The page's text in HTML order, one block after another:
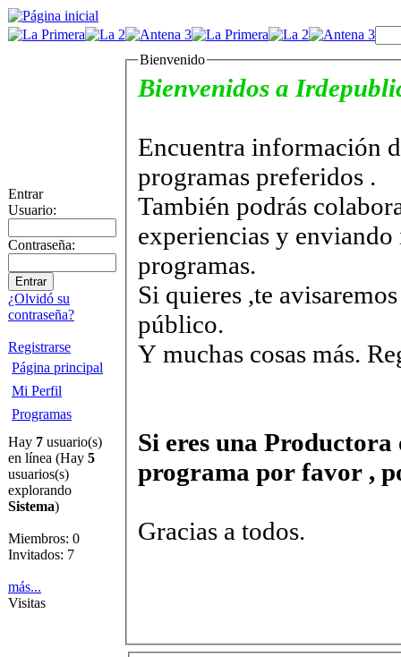
Entrar
Usuario:
Contraseña:
¿Olvidó su
contraseña?
Registrarse
Página principal
Mi Perfil
Programas
Hay 7 usuario(s)
en línea (Hay 5
usuarios(s)
explorando
Sistema)
Miembros: 0
Invitados: 7
más...
Visitas
Bienvenido
Bienvenidos a
Encuentra información
programas preferidos .
También podrás
experiencias y
programas.
Si quieres ,te
público.
Y muchas cosas más.
Si eres una Productora
programa por favor ,
Gracias a todos.